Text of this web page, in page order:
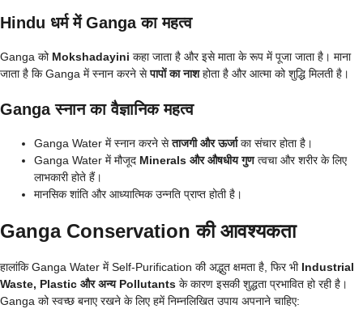
Hindu धर्म में Ganga का महत्व
Ganga को Mokshadayini कहा जाता है और इसे माता के रूप में पूजा जाता है। माना
जाता है कि Ganga में स्नान करने सेपापों का नाशहोता है और आत्मा को शुद्धि मिलती है।
Ganga स्नान का वैज्ञानिक महत्व
Ganga Water में स्नान करने सेताजगी और ऊर्जाका संचार होता है।
Ganga Water में मौजूद Minerals और औषधीय गुणत्वचा और शरीर के लिए
लाभकारी होते हैं।
मानसिक शांति और आध्यात्मिक उन्नति प्राप्त होती है।
Ganga Conservation की आवश्यकता
हालांकि Ganga Water में Self-Purification की अद्भुत क्षमता है, फिर भी Industrial
Waste, Plastic और अन्य Pollutants के कारण इसकी शुद्धता प्रभावित हो रही है।
Ganga को स्वच्छ बनाए रखने के लिए हमें निम्नलिखित उपाय अपनाने चाहिए: